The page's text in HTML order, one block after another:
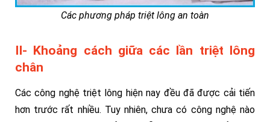
Các phương pháp triệt lông an toàn
II- Khoảng cách giữa các lần triệt lông
chân
Các công nghệ triệt lông hiện nay đều đã được cải tiến
hơn trước rất nhiều. Tuy nhiên, chưa có công nghệ nào